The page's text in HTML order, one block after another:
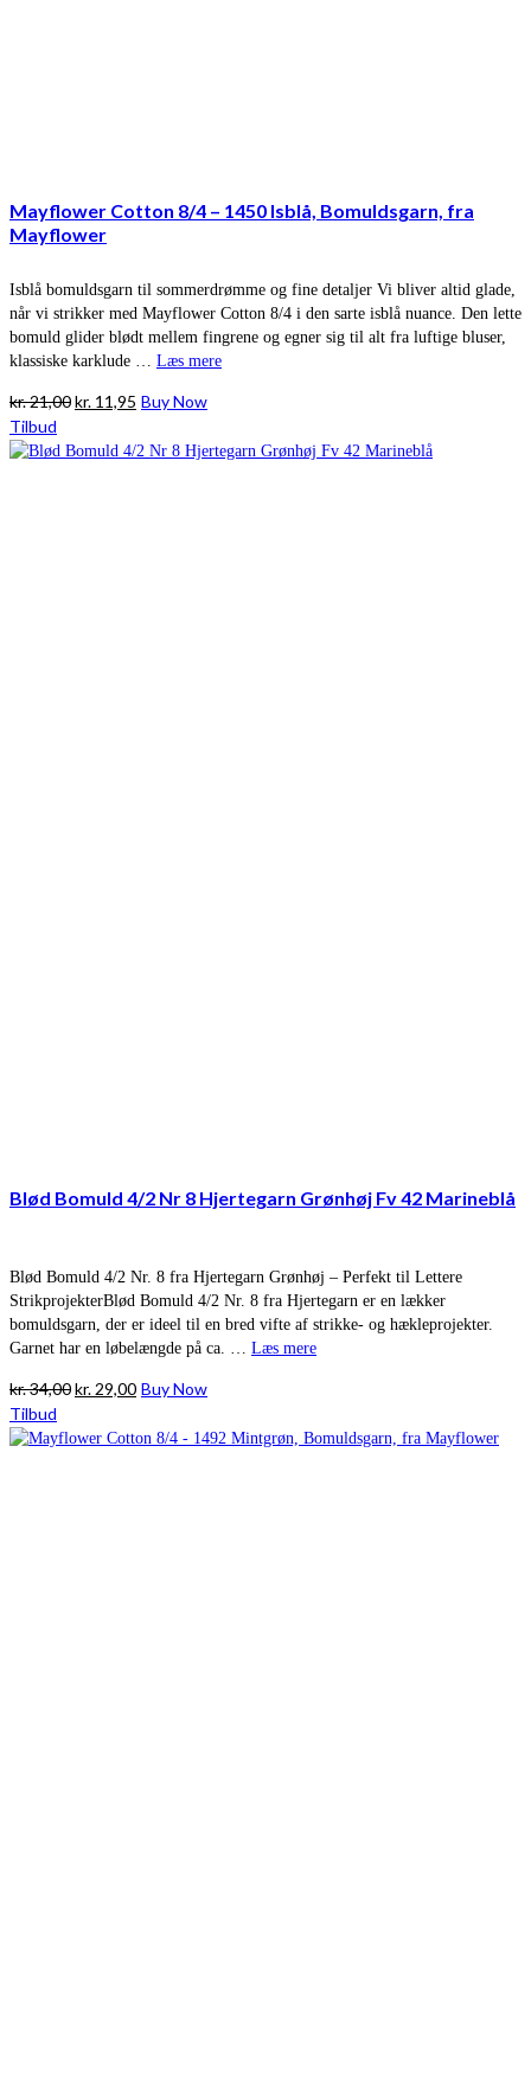
Mayflower Cotton 8/4 – 1450 Isblå, Bomuldsgarn, fra
Mayflower
Isblå bomuldsgarn til sommerdrømme og fine detaljer Vi bliver altid glade,
når vi strikker med Mayflower Cotton 8/4 i den sarte isblå nuance. Den lette
bomuld glider blødt mellem fingrene og egner sig til alt fra luftige bluser,
klassiske karklude … Læs mere
kr.21,00Den
pris
kr. 11,95 Den
pris
Buy Now
Tilbud
Blød Bomuld 4/2 Nr 8 Hjertegarn Grønhøj Fv 42 Marineblå
Blød Bomuld 4/2 Nr. 8 fra Hjertegarn Grønhøj – Perfekt til Lettere
StrikprojekterBlød Bomuld 4/2 Nr. 8 fra Hjertegarn er en lækker
bomuldsgarn, der er ideel til en bred vifte af strikke- og hækleprojekter.
Garnet har en løbelængde på ca. … Læs mere
kr.34,00Den
pris
kr. 29,00Den
pris
Buy Now
Tilbud